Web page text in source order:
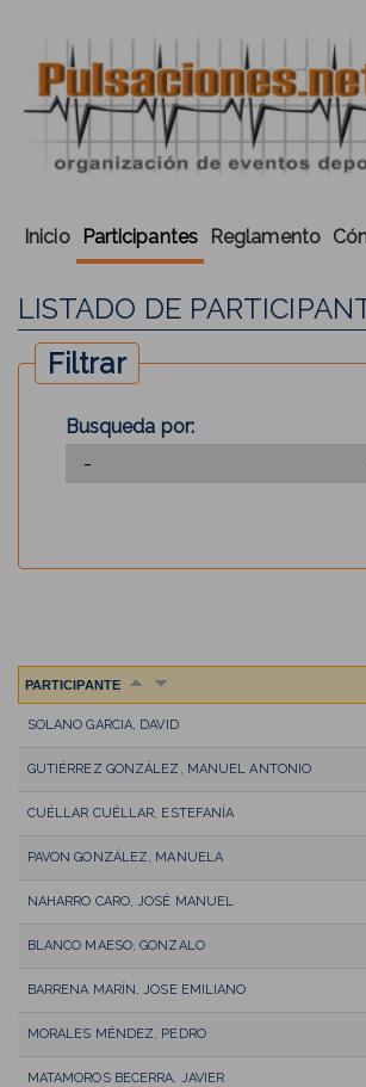
Inicio Participantes Reglamento
LISTADO DE
Filtrar
Busqueda por:
PARTICIPANTE
SOLANO GARCIA, DAVID
GUTIÉRREZ GONZÁLEZ, MANUEL ANTONIO
CUÉLLAR CUÉLLAR, ESTEFANÍA
PAVON GONZÁLEZ, MANUELA
NAHARRO CARO, JOSÉ MANUEL
BLANCO MAESO, GONZALO
BARRENA MARÍN, JOSE EMILIANO
MORALES MÉNDEZ, PEDRO
MATAMOROS BECERRA, JAVIER